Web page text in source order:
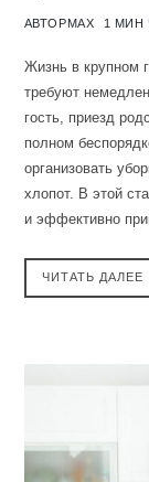
АВТОРMAX 1 МИН
Жизнь в крупном
требуют
гость, приезд
полном
организовать
хлопот. В этой
и эффективно
ЧИТАТЬ ДАЛЕЕ